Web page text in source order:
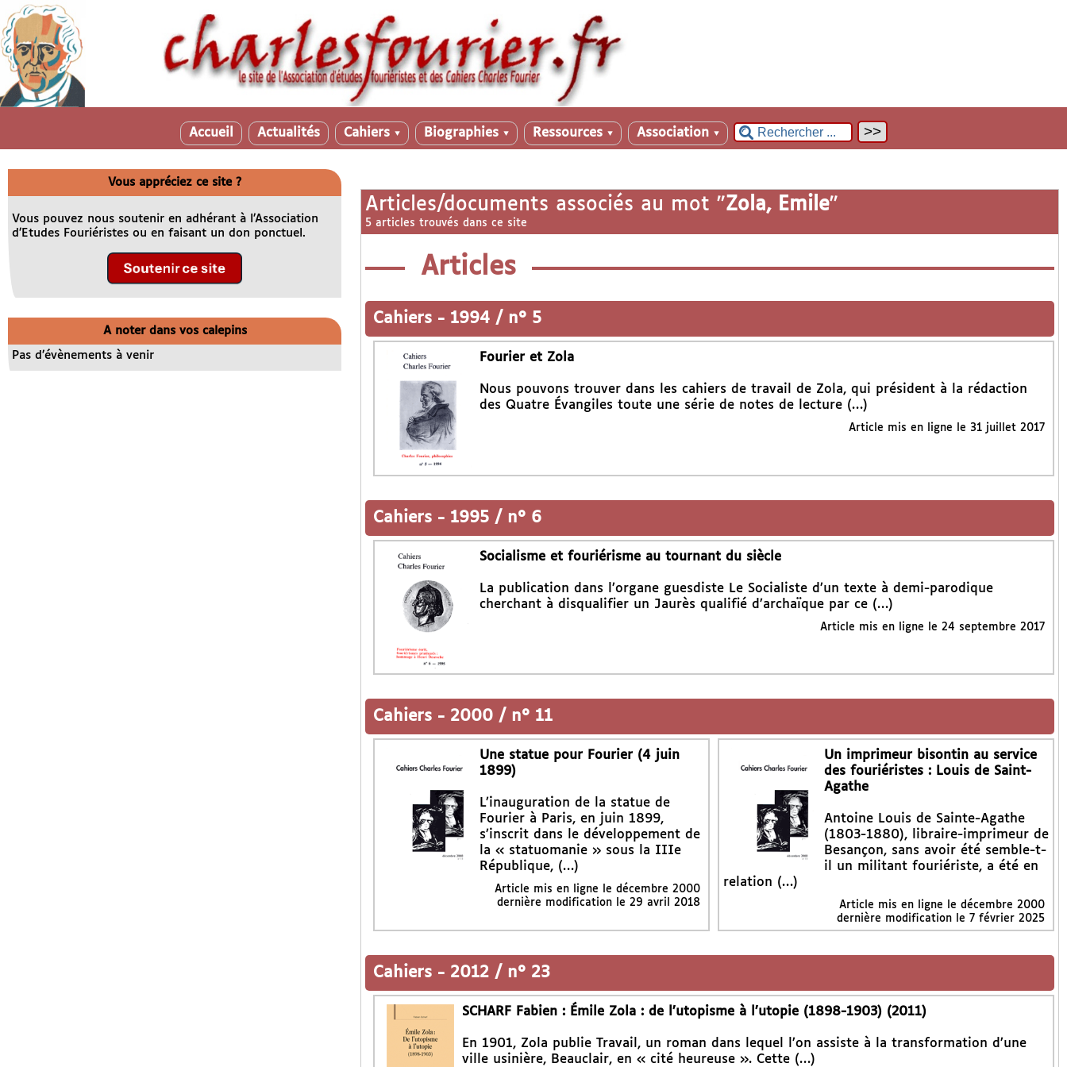
Accueil Actualités Cahiers ▼ Biographies ▼ Ressources ▼ Association ▼
Articles/documents associés au mot "Zola, Emile"
5 articles trouvés dans ce site
Articles
Cahiers - 1994 / n° 5
Fourier et Zola
Nous pouvons trouver dans les cahiers de travail de Zola, qui président à la rédaction
des Quatre Évangiles toute une série de notes de lecture (…)
Article mis en ligne le 31 juillet 2017
Cahiers - 1995 / n° 6
Socialisme et fouriérisme au tournant du siècle
La publication dans l’organe guesdiste Le Socialiste d’un texte à demi-parodique
cherchant à disqualifier un Jaurès qualifié d’archaïque par ce (…)
Article mis en ligne le 24 septembre 2017
Cahiers - 2000 / n° 11
Une statue pour Fourier (4 juin
1899)
L’inauguration de la statue de
Fourier à Paris, en juin 1899,
s’inscrit dans le développement de
la « statuomanie » sous la IIIe
République, (…)
Article mis en ligne le décembre 2000
dernière modification le 29 avril 2018
Un imprimeur bisontin au service
des fouriéristes : Louis de Saint-
Agathe
Antoine Louis de Sainte-Agathe
(1803-1880), libraire-imprimeur de
Besançon, sans avoir été semble-t-
il un militant fouriériste, a été en
relation (…)
Article mis en ligne ledécembre 2000
dernière modification le 7 février 2025
Cahiers - 2012 / n° 23
SCHARF Fabien : Émile Zola : de l’utopisme à l’utopie (1898-1903) (2011)
En 1901, Zola publie Travail, un roman dans lequel l’on assiste à la transformation d’une
ville usinière, Beauclair, en « cité heureuse ». Cette (…)
Vous appréciez ce site ?
Vous pouvez nous soutenir en adhérant à l’Association
d’Etudes Fouriéristes ou en faisant un don ponctuel.
A noter dans vos calepins
Pas d’évènements à venir